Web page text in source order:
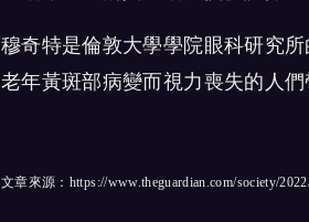
穆奇特是倫敦大學學院眼科研究
老年黃斑部病變而視力喪失的人
文章來源： https://www.theguardian.com/society/